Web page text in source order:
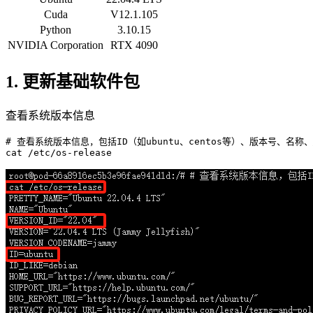
Cuda
V12.1.105
Python
3.10.15
NVIDIA Corporation
RTX 4090
1. 更新基础软件包
查看系统版本信息
# 查看系统版本信息，包括ID（如ubuntu、centos等）、版本号、名称
cat